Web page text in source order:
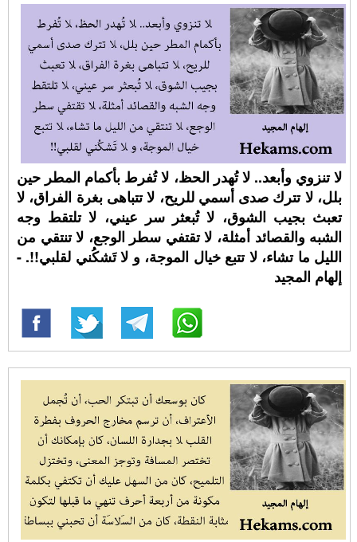
لا تنزوي وأبعد.. لا تُهدر الحظ، لا تُفرط بأكمام المطر حين
بلل، لا تترك صدى أسمي للريح، لا تتباهى بغرة الفراق، لا
تعبث بجيب الشوق، لا تُبعثر سر عيني، لا تلتقط وجه
الشبه والقصائد أمثلة، لا تقتفي سطر الوجع، لا تنتقي من
الليل ما تشاء، لا تتبع خيال الموجة، و لا تَشكُني لقلبي!!. -
إلهام المجيد